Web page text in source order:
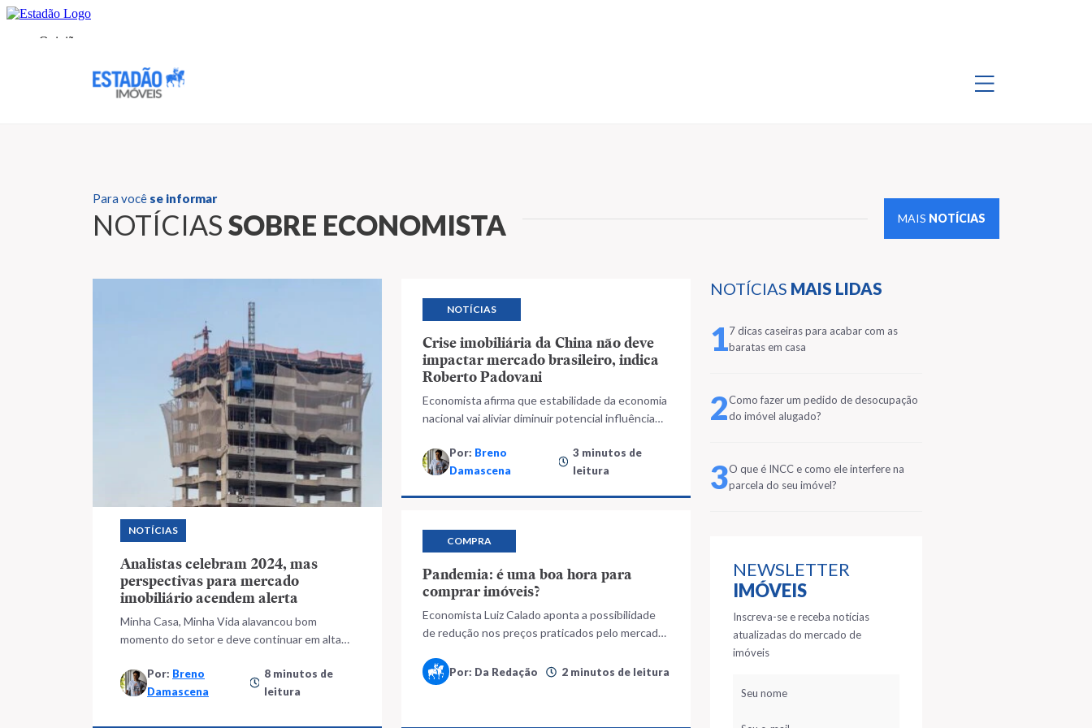
Para você se informar
NOTÍCIASSOBRE ECONOMISTA MAIS NOTÍCIAS
NOTÍCIAS MAIS LIDAS
17 dicas caseiras para acabar com as
baratas em casa
2Como fazer um pedido de desocupação
do imóvel alugado?
3O que é INCC e como ele interfere na
parcela do seu imóvel?
NEWSLETTER
IMÓVEIS
Inscreva-se e receba notícias
atualizadas do mercado de
imóveis
NOTÍCIAS
Analistas celebram 2024, mas
perspectivas para mercado
imobiliário acendem alerta
Minha Casa, Minha Vida alavancou bom
momento do setor e deve continuar em alta
Por: Breno
Damascena
8 minutos de
leitura
NOTÍCIAS
Crise imobiliária da China não deve
impactar mercado brasileiro, indica
Roberto Padovani
Economista afirma que estabilidade da economia
nacional vai aliviar diminuir potencial influência
Por: Breno
Damascena
3 minutos de
leitura
COMPRA
Pandemia: é uma boa hora para
comprar imóveis?
Economista Luiz Calado aponta a possibilidade
de redução nos preços praticados pelo mercado
Por: Da Redação 2 minutos de leitura